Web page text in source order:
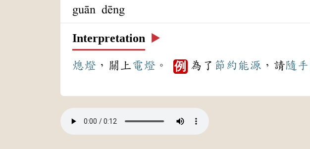
guān dēng
Interpretation ▶️
熄燈 ，關上電燈 。 例 為了 節約 能源 ，請隨手